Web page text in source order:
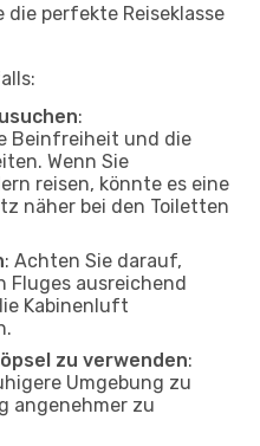
die perfekte Reiseklasse
:
Beinfreiheit und die
Wenn Sie
reisen, könnte es eine
näher bei den Toiletten
: Achten Sie darauf,
Fluges ausreichend
Kabinenluft
zu verwenden:
Umgebung zu
angenehmer zu